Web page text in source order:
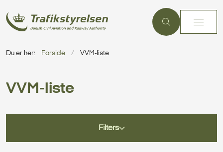
Du er her: Forside VVM-liste
VVM-liste
Filters